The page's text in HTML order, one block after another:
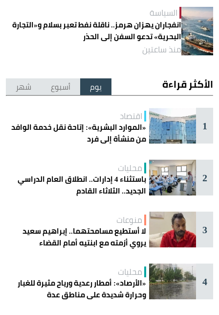
السياسة
انفجاران يهزان هرمز.. ناقلة نفط تعبر بسلام و«التجارة
البحرية» تدعو السفن إلى الحذر
منذ ساعتين
الأكثر قراءة يوم أسبوع شهر
1
اقتصاد
«الموارد البشرية»: إتاحة نقل خدمة الوافد
من منشأة إلى فرد
2
محليات
باستثناء 4 إدارات.. انطلاق العام الدراسي
الجديد.. الثلاثاء القادم
3
منوعات
لا أستطيع مسامحتهما.. إبراهيم سعيد
يروي أزمته مع ابنتيه أمام القضاء
4
محليات
«الأرصاد»: أمطار رعدية ورياح مثيرة للغبار
وحرارة شديدة على مناطق عدة